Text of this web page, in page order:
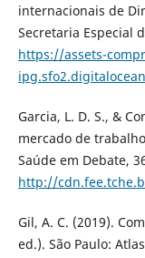
internacionais de
Secretaria Especial
https://assets-
Garcia, L. D. S., &
mercado de
Saúde em Debate,
http://
Gil, A. C. (2019).
ed.). São Paulo: